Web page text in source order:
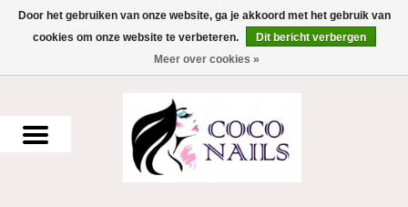
0 Artikelen - €0,00
Uv Gel
Door het gebruiken van onze website, ga je akkoord met het gebruik van
cookies om onze website te verbeteren.
Dit bericht verbergen
Meer over cookies »